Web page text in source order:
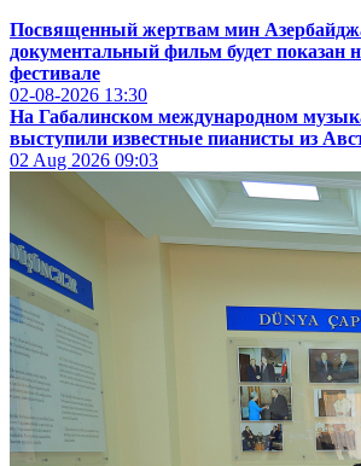
Посвященный жертвам мин
документальный фильм будет показан
фестивале
02-08-2026 13:30
На Габалинском международном
выступили известные пианисты из
02 Aug 2026 09:03